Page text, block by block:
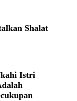
Shalat
Istri